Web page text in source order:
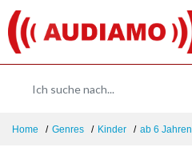
Home Genres Kinder ab 6 Jahren